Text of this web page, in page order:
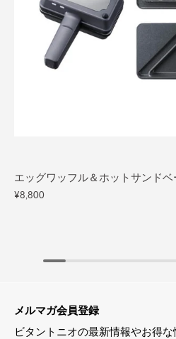
エッグワッフル＆ホットサンドベ
¥8,800
メルマガ会員登録
ビタントニオの最新情報やお得な